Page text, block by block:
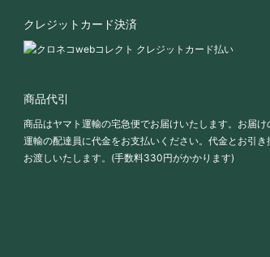
クレジットカード決済
商品代引
商品はヤマト運輸の宅急便でお届けいたします。お届け
運輸の配達員に代金をお支払いください。代金とお引き
お渡しいたします。(手数料330円がかかります)